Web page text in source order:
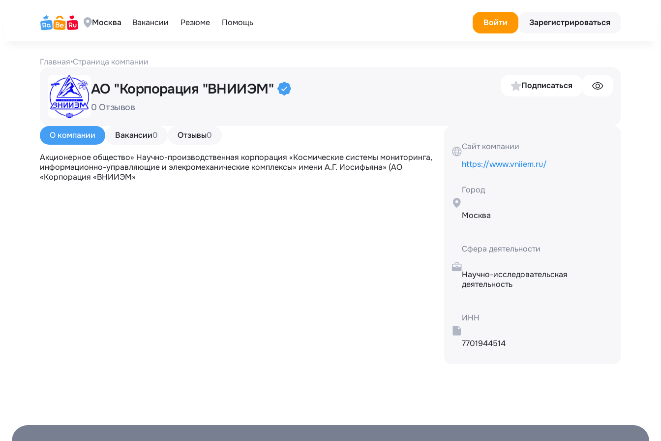
Москва Вакансии Резюме Помощь Войти Зарегистрироваться
Главная•Страница компании
АО "Корпорация "ВНИИЭМ"
0 Отзывов
Подписаться
О компании Вакансии0 Отзывы0
Акционерное общество» Научно-производственная корпорация «Космические системы мониторинга,
информационно-управляющие и элекромеханические комплексы» имени А.Г. Иосифьяна» (АО
«Корпорация «ВНИИЭМ»
Сайт компании
https://www.vniiem.ru/
Город
Москва
Сфера деятельности
Научно-исследовательская
деятельность
ИНН
7701944514